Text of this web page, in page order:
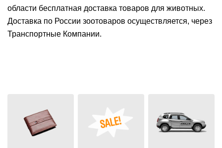
области бесплатная доставка товаров для животных.
Доставка по России зоотоваров осуществляется, через
Транспортные Компании.